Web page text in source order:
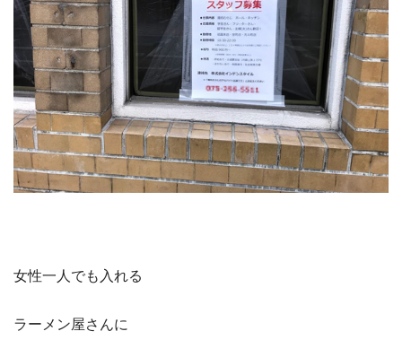
女性一人でも入れる
ラーメン屋さんに